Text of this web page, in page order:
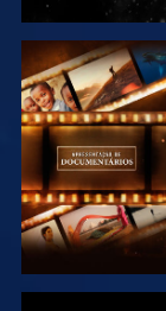
EXPLORAR A
SÉRIE